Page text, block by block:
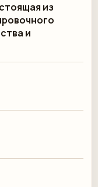
из
и